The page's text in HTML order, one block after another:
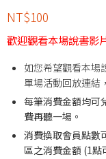
NT$100
歡迎觀看本場說書影
如您希望觀看本
單場活動回放連結，
每筆消費金額均可
費再聽一場。
消費換取會員點數
區之消費金額 (1